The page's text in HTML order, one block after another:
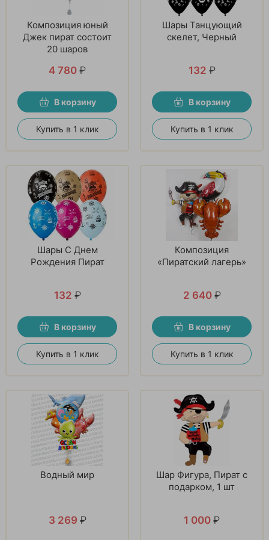
Композиция юный
Джек пират состоит
20 шаров
4 780 ₽
В корзину
Купить в 1 клик
Шары Танцующий
скелет, Черный
132 ₽
В корзину
Купить в 1 клик
Шары С Днем
Рождения Пират
132 ₽
В корзину
Купить в 1 клик
Композиция
«Пиратский лагерь»
2 640 ₽
В корзину
Купить в 1 клик
Водный мир
3 269 ₽
Шар Фигура, Пират с
подарком, 1 шт
1 000 ₽